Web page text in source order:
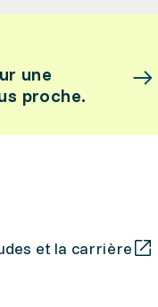
une
proche.
et la carrière